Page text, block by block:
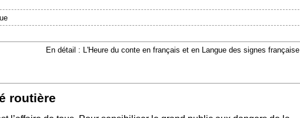
En détail : L'Heure du conte en français et en Langue des signes française
routière